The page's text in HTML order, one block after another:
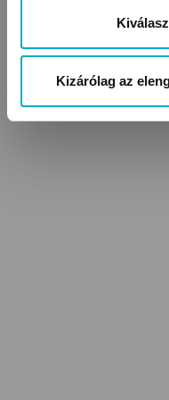
Kizárólag az